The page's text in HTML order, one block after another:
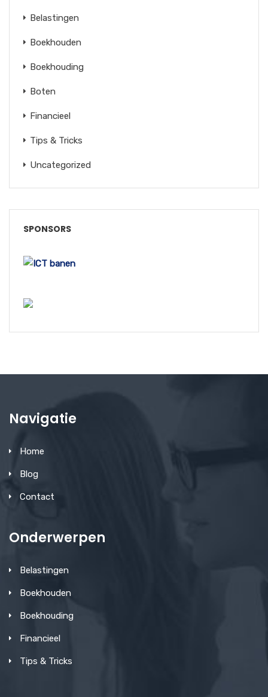
Belastingen
Boekhouden
Boekhouding
Boten
Financieel
Tips & Tricks
Uncategorized
SPONSORS
Navigatie
Home
Blog
Contact
Onderwerpen
Belastingen
Boekhouden
Boekhouding
Financieel
Tips & Tricks